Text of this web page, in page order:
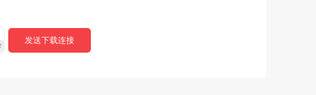
【王者联盟】用户889*****d
发送下载连接